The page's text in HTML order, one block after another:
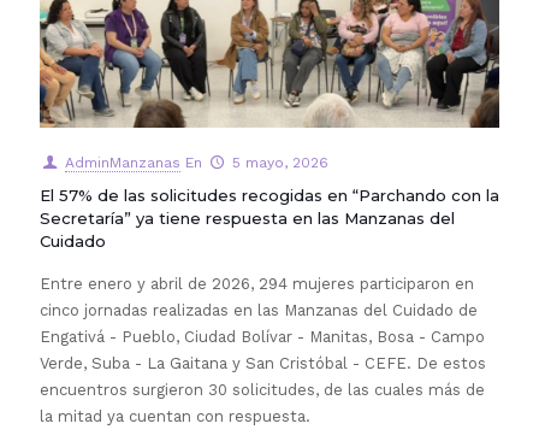
AdminManzanas En 5 mayo, 2026
El 57% de las solicitudes recogidas en “Parchando con la
Secretaría” ya tiene respuesta en las Manzanas del
Cuidado
Entre enero y abril de 2026, 294 mujeres participaron en
cinco jornadas realizadas en las Manzanas del Cuidado de
Engativá - Pueblo, Ciudad Bolívar - Manitas, Bosa - Campo
Verde, Suba - La Gaitana y San Cristóbal - CEFE. De estos
encuentros surgieron 30 solicitudes, de las cuales más de
la mitad ya cuentan con respuesta.